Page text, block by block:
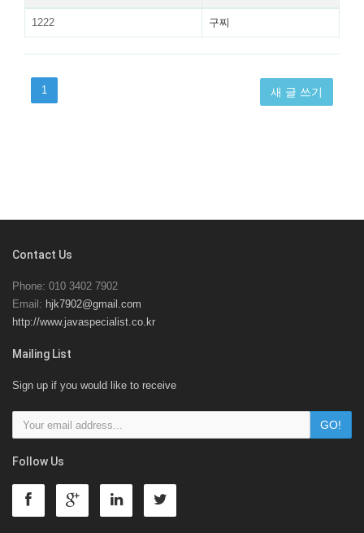
1222 구찌
1 새 글 쓰기
Contact Us
Phone: 010 3402 7902
Email: hjk7902@gmail.com
http://www.javaspecialist.co.kr
Mailing List
Sign up if you would like to receive
Follow Us